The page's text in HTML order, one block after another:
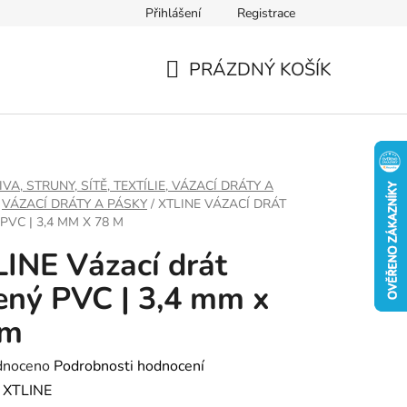
Přihlášení Registrace
PRÁZDNÝ KOŠÍK
STRUNY, SÍTĚ, TEXTÍLIE, VÁZACÍ DRÁTY A
VÁZACÍ DRÁTY A PÁSKY / XTLINE VÁZACÍ DRÁT
| 3,4 MM X 78 M
Vázací drát
PVC | 3,4 mm x
Podrobnosti hodnocení
XTLINE